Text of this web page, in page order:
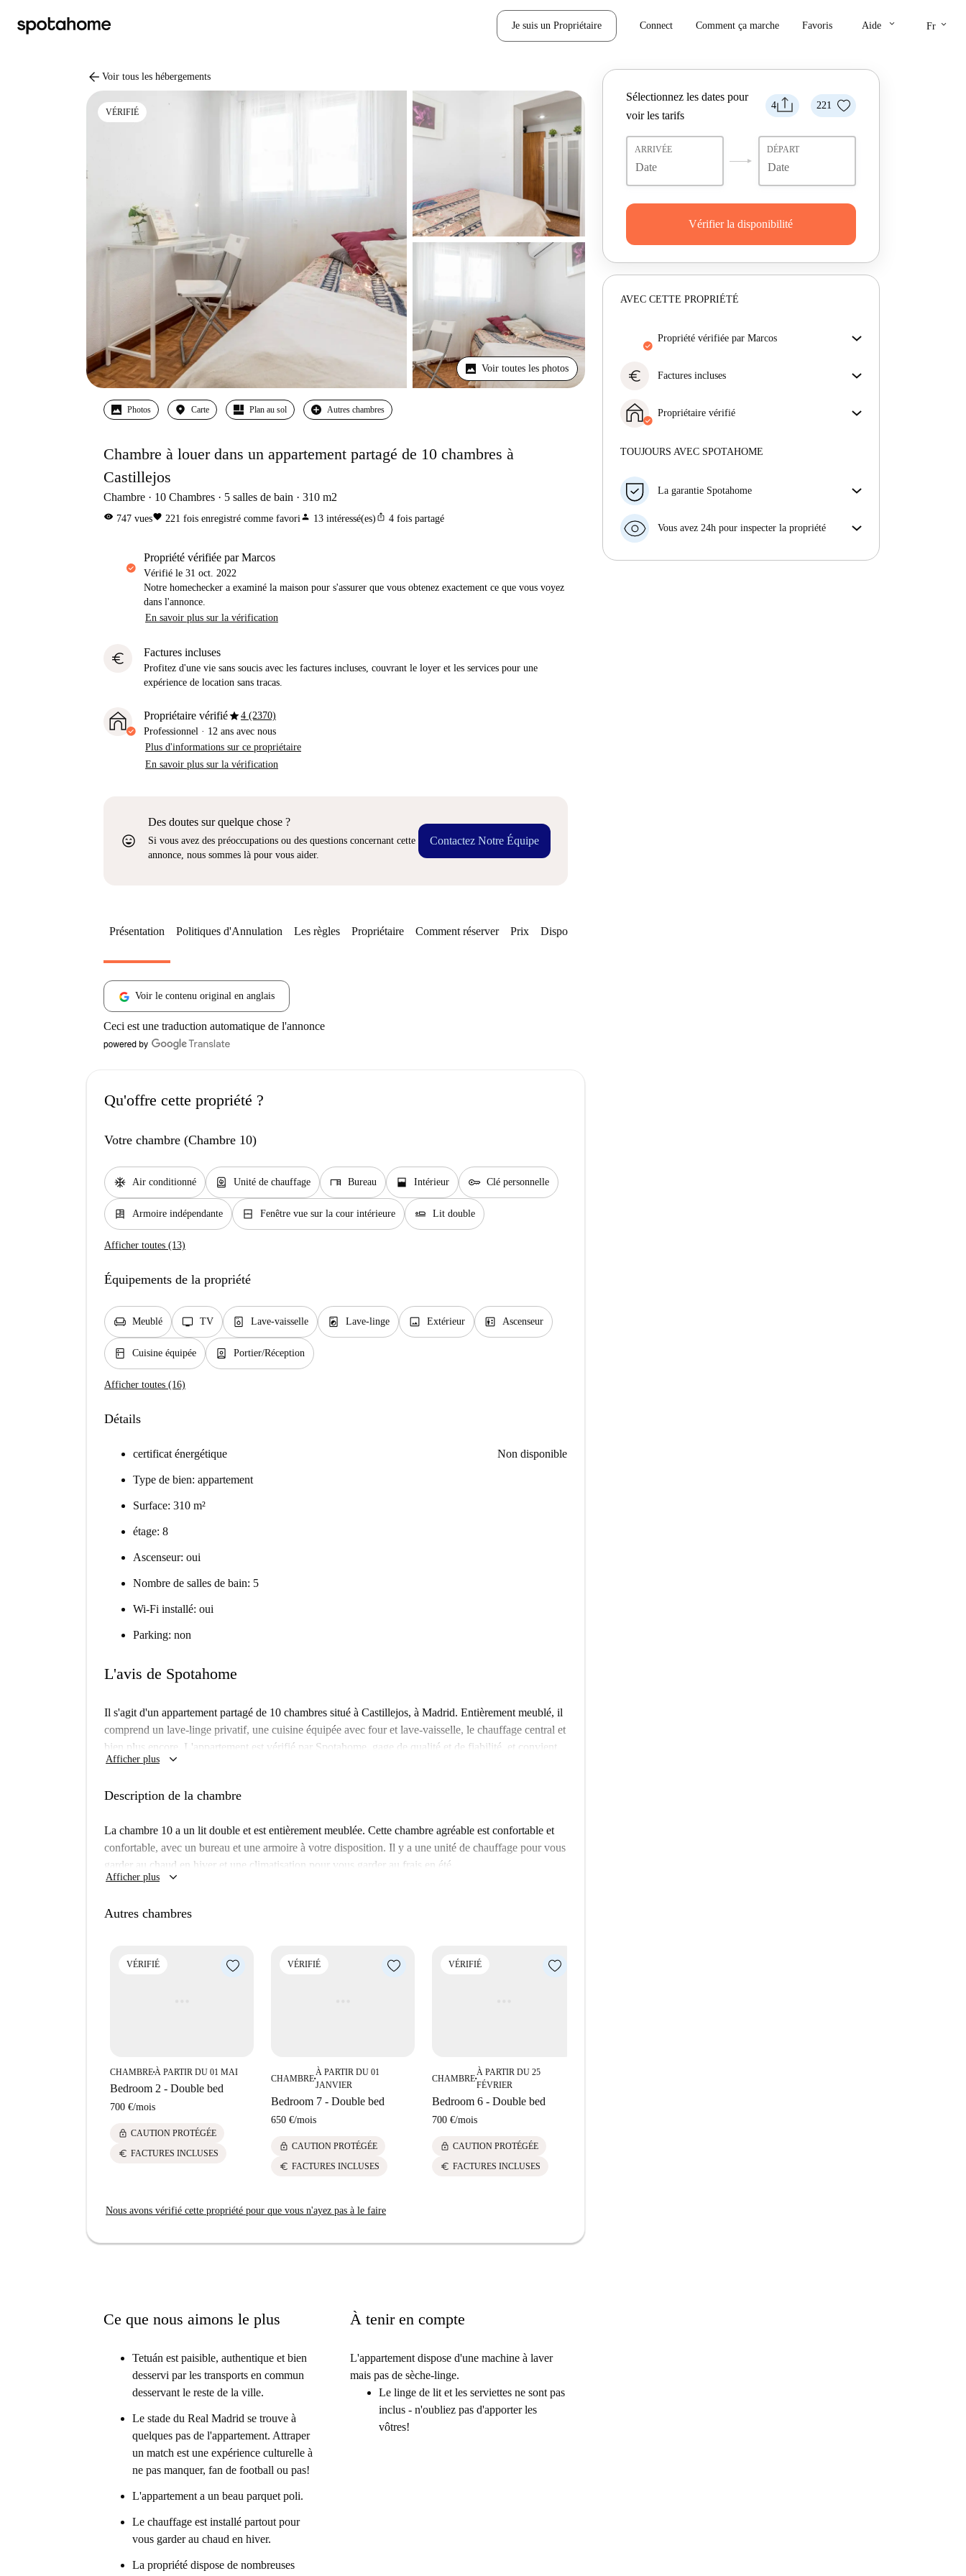
Je suis un Propriétaire Connect Comment ça marche Favoris Aide keyboard_arrow_down Fr keyboard_arrow_down
arrow_back Voir tous les hébergements
VÉRIFIÉ
Voir toutes les photos
Photos Carte Plan au sol Autres chambres
Chambre à louer dans un appartement partagé de 10 chambres à
Castillejos
Chambre 10 Chambres 5 salles de bain 310 m2
visibility 747 vuesfavorite 221 fois enregistré comme favoriperson 13 intéressé(es) ios_share 4 fois partagé
propriété vérifiée par Marcos
Vérifié le 31 oct. 2022
Notre homechecker a examiné la maison pour s'assurer que vous obtenez exactement ce que vous voyez
dans l'annonce.
En savoir plus sur la vérification
euro Factures incluses
Profitez d'une vie sans soucis avec les factures incluses, couvrant le loyer et les services pour une
expérience de location sans tracas.
Propriétaire vérifiéstar4 (2370)
Professionnel · 12 ans avec nous
Plus d'informations sur ce propriétaire
En savoir plus sur la vérification
sentiment_very_satisfied
Des doutes sur quelque chose ?
Si vous avez des préoccupations ou des questions concernant cette
annonce, nous sommes là pour vous aider.
Contactez Notre Équipe
4 221
Sélectionnez les dates pour
voir les tarifs
ARRIVÉE DÉPART
Vérifier la disponibilité
AVEC CETTE PROPRIÉTÉ
propriété vérifiée par Marcos
s'assurer que vous obtenez exactement ce que vous
En savoir plus sur la vérification
euro Factures incluses
incluses, couvrant le loyer et les services pour une
expérience de location sans tracas.
Propriétaire vérifié
Plus d'informations sur ce propriétaire
TOUJOURS AVEC SPOTAHOME
La garantie Spotahome
préavis, nous allons soit (A) vous payer une chambre
soit (B) vous rembourser en totalité.
Vous avez 24h pour inspecter la propriété
Présentation Politiques d'Annulation Les règles Propriétaire Comment réserver Prix Disponibilités
Voir le contenu original en anglais
Ceci est une traduction automatique de l'annonce
Qu'offre cette propriété ?
Votre chambre (Chambre 10)
ac_unit Air conditionné water_heater Unité de chauffage desk Bureau window_open Intérieur key Clé personnelle
dresser Armoire indépendante window_closed Fenêtre vue sur la cour intérieure airline_seat_flat Lit double
Afficher toutes (13)
Équipements de la propriété
chair Meublé tv TV dishwasher_gen Lave-vaisselle local_laundry_service Lave-linge image Extérieur elevator Ascenseur
kitchen Cuisine équipée person_book Portier/Réception
Afficher toutes (16)
Détails
certificat énergétique Non disponible
Type de bien: appartement
Surface: 310 m²
étage: 8
Ascenseur: oui
Nombre de salles de bain: 5
Wi-Fi installé: oui
Parking: non
L'avis de Spotahome
Il s'agit d'un appartement partagé de 10 chambres situé à Castillejos, à Madrid. Entièrement meublé, il
comprend un lave-linge privatif, une cuisine équipée avec four et lave-vaisselle, le chauffage central et
bien plus encore. L'appartement est vérifié par Spotahome, gage de qualité et de fiabilité, et convient
parfaitement aux jeunes actifs et aux étudiants. Toutes les charges (électricité, eau, gaz et Wi-Fi) sont
vous trouverez d'excellents restaurants comme Teitu, Cafeteria Zucro et Taberna del Volapié. Bien
desservi par les transports en commun, il constitue un emplacement idéal pour ceux qui recherchent
un cadre de vie dynamique et accessible. Ne manquez pas cette opportunité ! Réservez votre prochain
logement à Castillejos avec Spotahome.
Afficher plus keyboard_arrow_down
Description de la chambre
La chambre 10 a un lit double et est entièrement meublée. Cette chambre agréable est confortable et
confortable, avec un bureau et une armoire à votre disposition. Il y a une unité de chauffage pour vous
garder au chaud en hiver et une climatisation pour vous garder au frais en été.
Afficher plus keyboard_arrow_down
Autres chambres
VÉRIFIÉ
CHAMBRE■À PARTIR DU 01 MAI
Bedroom 2 - Double bed
700 €/mois
lock CAUTION PROTÉGÉE
euro FACTURES INCLUSES
VÉRIFIÉ
CHAMBRE■
À PARTIR DU 01
JANVIER
Bedroom 7 - Double bed
650 €/mois
lock CAUTION PROTÉGÉE
euro FACTURES INCLUSES
VÉRIFIÉ
CHAMBRE■
À PARTIR DU 25
FÉVRIER
Bedroom 6 - Double bed
700 €/mois
lock CAUTION PROTÉGÉE
euro FACTURES INCLUSES
Nous avons vérifié cette propriété pour que vous n'ayez pas à le faire
Ce que nous aimons le plus
Tetuán est paisible, authentique et bien
desservi par les transports en commun
desservant le reste de la ville.
Le stade du Real Madrid se trouve à
quelques pas de l'appartement. Attraper
un match est une expérience culturelle à
ne pas manquer, fan de football ou pas!
L'appartement a un beau parquet poli.
Le chauffage est installé partout pour
vous garder au chaud en hiver.
La propriété dispose de nombreuses
À tenir en compte
L'appartement dispose d'une machine à laver
mais pas de sèche-linge.
Le linge de lit et les serviettes ne sont pas
inclus - n'oubliez pas d'apporter les
vôtres!